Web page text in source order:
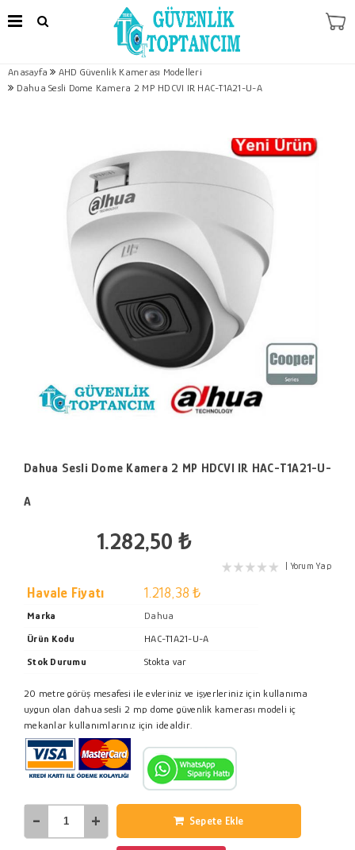
Anasayfa
AHD Güvenlik Kamerası Modelleri
Dahua Sesli Dome Kamera 2 MP HDCVI IR HAC-T1A21-U-A
Dahua Sesli Dome Kamera 2 MP HDCVI IR HAC-T1A21-U-
A
1.282,50 ₺
Yorum Yap
Havale Fiyatı 1.218,38 ₺
Marka
Dahua
Ürün Kodu
HAC-T1A21-U-A
Stok Durumu
Stokta var
20 metre görüş mesafesi ile evleriniz ve işyerleriniz için kullanıma
uygun olan dahua sesli 2 mp dome güvenlik kamerası modeli iç
mekanlar kullanımlarınız için idealdir.
- + Sepete Ekle